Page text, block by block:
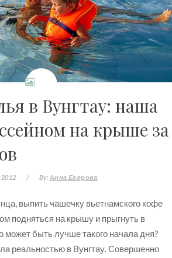
в Вунгтау: наша
на крыше за
/ By: Анна Егорова
выпить чашечку вьетнамского кофе
подняться на крышу и прыгнуть в
может быть лучше такого начала дня?
реальностью в Вунгтау. Совершенно